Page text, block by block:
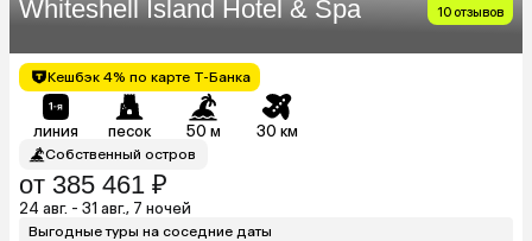
Whiteshell Island Hotel & Spa 10 отзывов
Кешбэк 4% по карте Т-Банка
линия песок 50 м 30 км
Собственный остров
от 385 461 ₽
24 авг. - 31 авг., 7 ночей
Выгодные туры на соседние даты